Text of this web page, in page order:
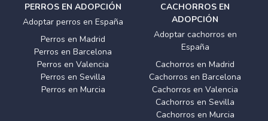
PERROS EN ADOPCIÓN
Adoptar perros en España
Perros en Madrid
Perros en Barcelona
Perros en Valencia
Perros en Sevilla
Perros en Murcia
CACHORROS EN
ADOPCIÓN
Adoptar cachorros en
España
Cachorros en Madrid
Cachorros en Barcelona
Cachorros en Valencia
Cachorros en Sevilla
Cachorros en Murcia